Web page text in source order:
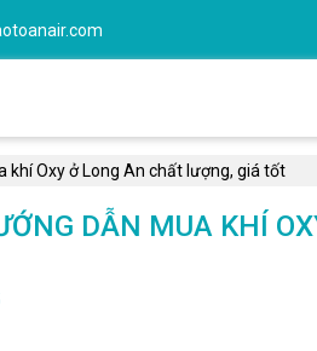
khí Oxy ở Long An chất lượng, giá tốt
DẪN MUA KHÍ